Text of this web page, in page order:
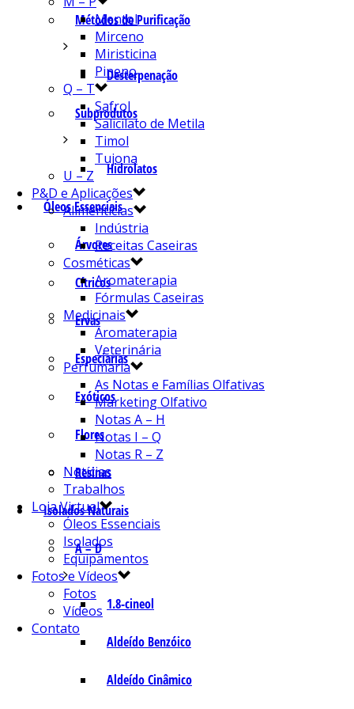
Métodos de Purificação
Desterpenação
Subprodutos
Hidrolatos
Óleos Essenciais
Árvores
Cítricos
Ervas
Especiarias
Exóticos
Flores
Resinas
Isolados Naturais
A – D
1.8-cineol
Aldeído Benzóico
Aldeído Cinâmico
Mentol
Mirceno
Miristicina
Pineno
Q – T
Safrol
Salicilato de Metila
Timol
Tujona
U – Z
P&D e Aplicações
Alimentícias
Indústria
Receitas Caseiras
Cosméticas
Aromaterapia
Fórmulas Caseiras
Medicinais
Aromaterapia
Veterinária
Perfumaria
As Notas e Famílias Olfativas
Marketing Olfativo
Notas A – H
Notas I – Q
Notas R – Z
Notícias
Trabalhos
Loja Virtual
Óleos Essenciais
Isolados
Equipamentos
Fotos e Vídeos
Fotos
Vídeos
Contato